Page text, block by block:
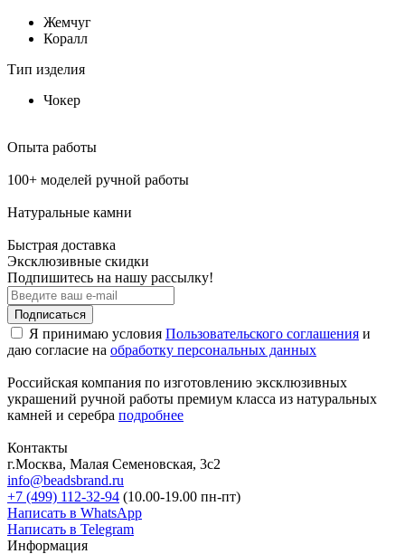
Жемчуг
Коралл
Тип изделия
Чокер
Опыта работы
100+ моделей ручной работы
Натуральные камни
Быстрая доставка
Эксклюзивные скидки
Подпишитесь на нашу рассылку!
Подписаться
Я принимаю условия Пользовательского соглашения и
даю согласие на обработку персональных данных
Российская компания по изготовлению эксклюзивных
украшений ручной работы премиум класса из натуральных
камней и серебра подробнее
Контакты
г.Москва, Малая Семеновская, 3с2
info@beadsbrand.ru
+7 (499) 112-32-94 (10.00-19.00 пн-пт)
Написать в WhatsApp
Написать в Telegram
Информация